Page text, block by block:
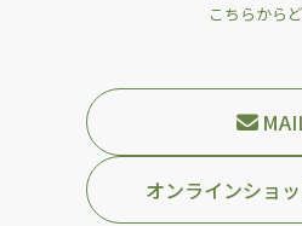
こちらから
オンラインショ